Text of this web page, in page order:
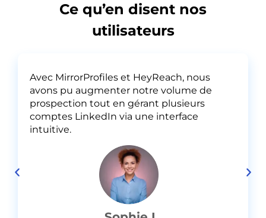
Ce qu’en disent nos
utilisateurs
Avec MirrorProfiles et HeyReach, nous
avons pu augmenter notre volume de
prospection tout en gérant plusieurs
comptes LinkedIn via une interface
intuitive.